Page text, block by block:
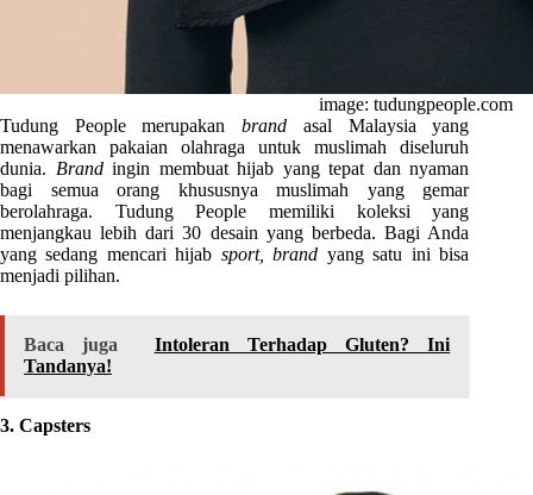
image: tudungpeople.com
Tudung People merupakan brand asal Malaysia yang
menawarkan pakaian olahraga untuk muslimah diseluruh
dunia. Brandingin membuat hijab yang tepat dan nyaman
bagi semua orang khususnya muslimah yang gemar
berolahraga. Tudung People memiliki koleksi yang
menjangkau lebih dari 30 desain yang berbeda. Bagi Anda
yang sedang mencari hijab sport, brand yang satu ini bisa
menjadi pilihan.
Baca juga
Intoleran Terhadap Gluten? Ini
Tandanya!
3. Capsters